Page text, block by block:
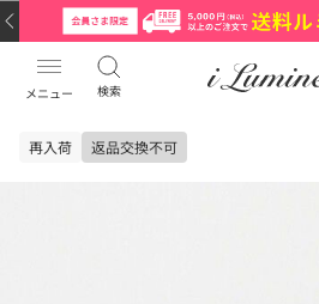
メニュー 検索
再入荷 返品交換不可